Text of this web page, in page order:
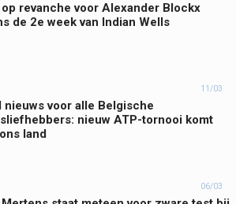
op revanche voor Alexander Blockx
de 2e week van Indian Wells
11/03
nieuws voor alle Belgische
nieuw ATP-tornooi komt
land
06/03